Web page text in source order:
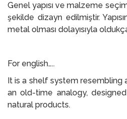
Genel yapısı ve malzeme
şekilde dizayn edilmiştir.
metal olması dolayısıyla
For english…..
It is a shelf system resembling
an old-time analogy,
natural products.